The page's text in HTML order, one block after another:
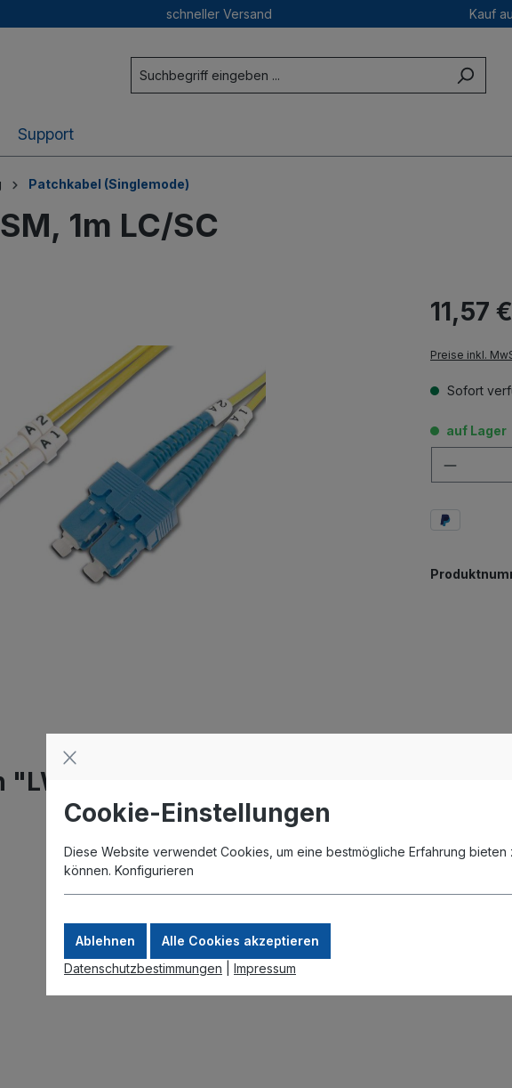
schneller Versand Kauf
Support
Patchkabel (Singlemode)
1m LC/SC
11,57
Preise inkl.
Sofort
auf Lager
Patchkabel, SM, 1m LC/SC"
Cookie-Einstellungen
Diese Website verwendet Cookies, um eine bestmögliche Erfahrung bieten
können. Konfigurieren
Ablehnen
Alle Cookies akzeptieren
Datenschutzbestimmungen
Impressum